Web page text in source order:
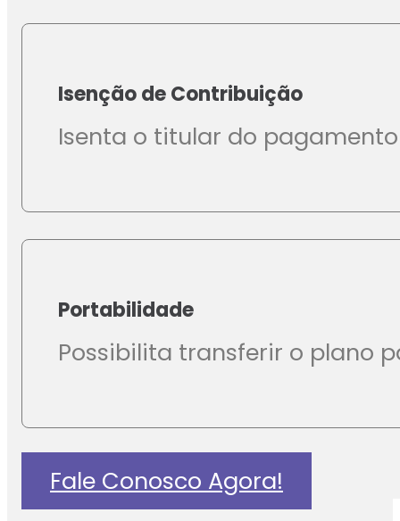
Isenção de Contribuição
Isenta o titular do
Portabilidade
Possibilita transferir o plano
Fale Conosco Agora!